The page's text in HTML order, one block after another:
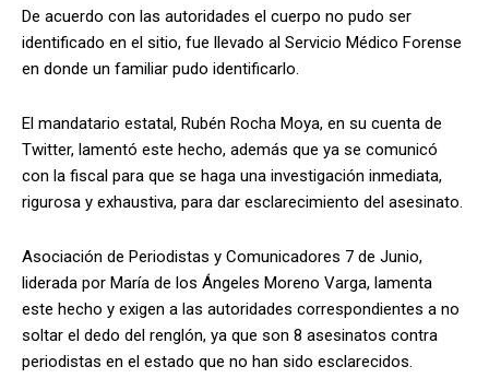
De acuerdo con las autoridades el cuerpo no pudo ser
identificado en el sitio, fue llevado al Servicio Médico Forense
en donde un familiar pudo identificarlo.
El mandatario estatal, Rubén Rocha Moya, en su cuenta de
Twitter, lamentó este hecho, además que ya se comunicó
con la fiscal para que se haga una investigación inmediata,
rigurosa y exhaustiva, para dar esclarecimiento del asesinato.
Asociación de Periodistas y Comunicadores 7 de Junio,
liderada por María de los Ángeles Moreno Varga, lamenta
este hecho y exigen a las autoridades correspondientes a no
soltar el dedo del renglón, ya que son 8 asesinatos contra
periodistas en el estado que no han sido esclarecidos.